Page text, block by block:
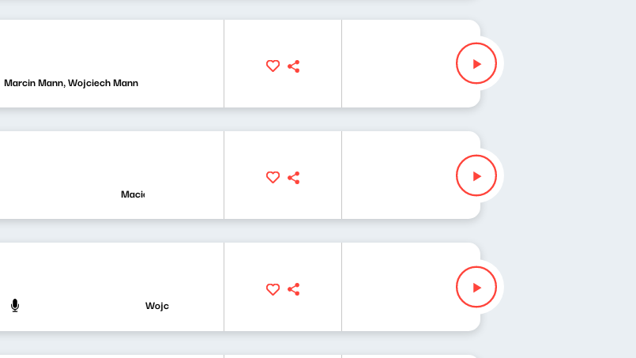
Marcin Mann, Wojciech Mann
Maciej Grzenkowicz, Wojciech Mann
Wojciech Mann, Bruno Jasieński